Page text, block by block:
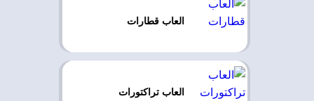
العاب قطارات
العاب تراكتورات